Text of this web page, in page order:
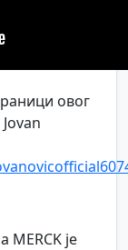
овог
је